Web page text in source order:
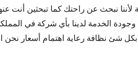
نبحث عن راحتك كما تبحثين أنت
وجودة الخدمة لدينا بأي شركة في
بكل شئ نظافة رعاية اهتمام أسعار